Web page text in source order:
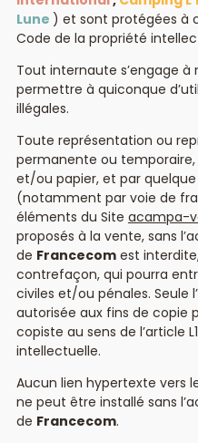
Lune ) et sont protégées à
Code de la propriété
Tout internaute s’engage à
permettre à quiconque
illégales.
Toute représentation ou
permanente ou
et/ou papier, et par
(notamment par voie de
éléments du Site acampa-
proposés à la vente, sans
de Francecomest
contrefaçon, qui pourra
civiles et/ou pénales. Seule
autorisée aux fins de copie
copiste au sens de l’article
intellectuelle.
Aucun lien hypertexte vers
ne peut être installé sans
de Francecom.